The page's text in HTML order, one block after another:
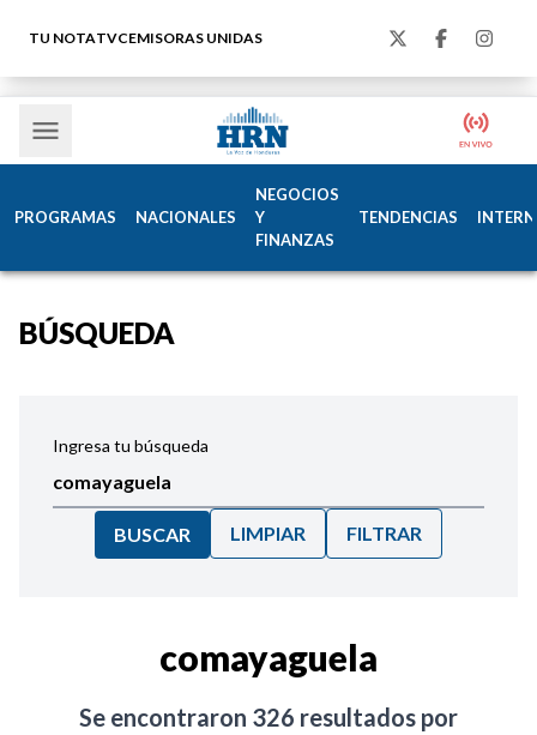
TU NOTATVCEMISORAS UNIDAS
PROGRAMAS NACIONALES
NEGOCIOS
Y
FINANZAS
TENDENCIAS
BÚSQUEDA
Ingresa tu búsqueda
BUSCAR LIMPIAR FILTRAR
comayaguela
Se encontraron 326 resultados por